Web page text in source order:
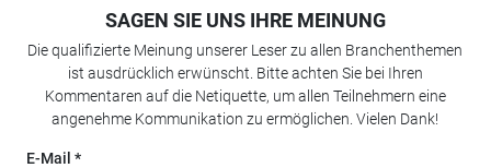
SAGEN SIE UNS IHRE MEINUNG
Die qualifizierte Meinung unserer Leser zu allen Branchenthemen
ist ausdrücklich erwünscht. Bitte achten Sie bei Ihren
Kommentaren auf die Netiquette, um allen Teilnehmern eine
angenehme Kommunikation zu ermöglichen. Vielen Dank!
E-Mail